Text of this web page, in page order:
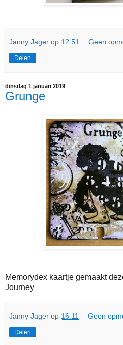
Janny Jager op 12:51 Geen
Delen
dinsdag 1 januari 2019
Grunge
Memorydex kaartje gemaakt
Journey
Janny Jager op 16:11 Geen
Delen